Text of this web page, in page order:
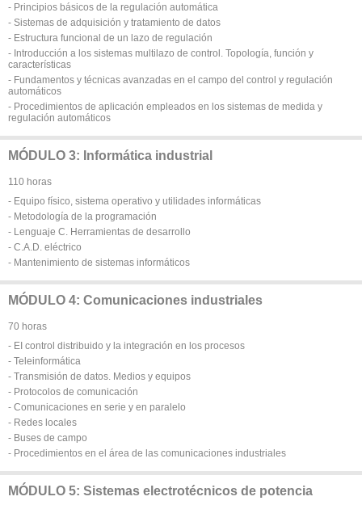
- Principios básicos de la regulación automática
- Sistemas de adquisición y tratamiento de datos
- Estructura funcional de un lazo de regulación
- Introducción a los sistemas multilazo de control. Topología, función y
características
- Fundamentos y técnicas avanzadas en el campo del control y regulación
automáticos
- Procedimientos de aplicación empleados en los sistemas de medida y
regulación automáticos
MÓDULO 3: Informática industrial
110 horas
- Equipo físico, sistema operativo y utilidades informáticas
- Metodología de la programación
- Lenguaje C. Herramientas de desarrollo
- C.A.D. eléctrico
- Mantenimiento de sistemas informáticos
MÓDULO 4: Comunicaciones industriales
70 horas
- EI control distribuido y la integración en los procesos
- Teleinformática
- Transmisión de datos. Medios y equipos
- Protocolos de comunicación
- Comunicaciones en serie y en paralelo
- Redes locales
- Buses de campo
- Procedimientos en el área de las comunicaciones industriales
MÓDULO 5: Sistemas electrotécnicos de potencia